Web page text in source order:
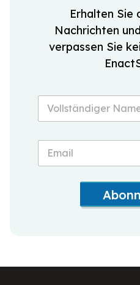
Erhalten Sie
Nachrichten
verpassen Sie